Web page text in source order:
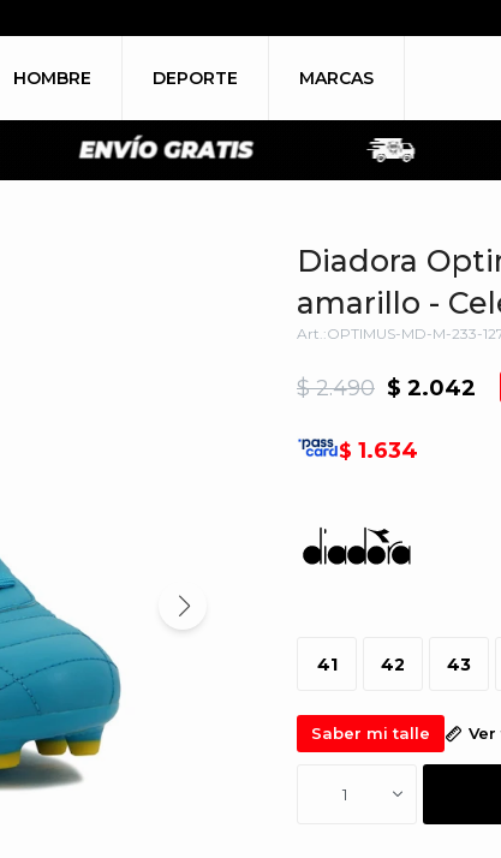
HOMBRE DEPORTE MARCAS
Diadora
amarillo -
OPTIMUS-MD-M-233-
$ 2.042
$ 2.490
$ 1.634
41 42 43
Saber mi talle
1